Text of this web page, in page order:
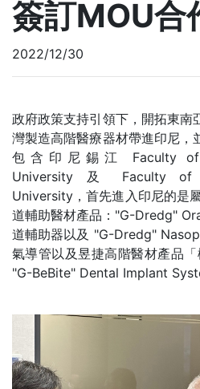
簽訂MOU合
2022/12/30
政府政策支持引領下，開拓東南
灣製造高階醫療器材帶進印尼，
包含印尼錫江 Faculty of
University 及 Faculty of
University，首先進入印尼的是
道輔助醫材產品："G-Dredg"
道輔助器以及 "G-Dredg"
氣導管以及昱捷高階醫材產品
"G-BeBite" Dental Implant